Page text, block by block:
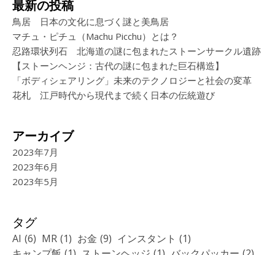
最新の投稿
鳥居 日本の文化に息づく謎と美鳥居
マチュ・ピチュ（Machu Picchu）とは？
忍路環状列石 北海道の謎に包まれたストーンサークル遺跡
【ストーンヘンジ：古代の謎に包まれた巨石構造】
「ボディシェアリング」未来のテクノロジーと社会の変革
花札 江戸時代から現代まで続く日本の伝統遊び
アーカイブ
2023年7月
2023年6月
2023年5月
タグ
AI (6) MR (1) お金 (9) インスタント (1)